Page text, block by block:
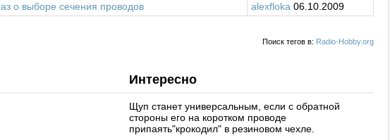
о выборе сечения проводов alexfloka 06.10.2009
Поиск тегов в: Radio-Hobby.org
Интересно
Щуп станет универсальным, если с обратной
стороны его на коротком проводе
припаять"крокодил" в резиновом чехле.